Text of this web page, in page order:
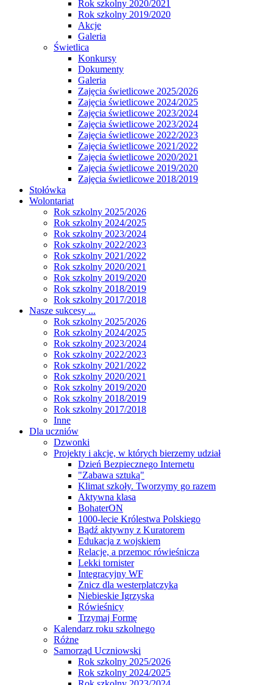
Rok szkolny 2020/2021
Rok szkolny 2019/2020
Akcje
Galeria
Świetlica
Konkursy
Dokumenty
Galeria
Zajęcia świetlicowe 2025/2026
Zajęcia świetlicowe 2024/2025
Zajęcia świetlicowe 2023/2024
Zajęcia świetlicowe 2023/2024
Zajęcia świetlicowe 2022/2023
Zajęcia świetlicowe 2021/2022
Zajęcia świetlicowe 2020/2021
Zajęcia świetlicowe 2019/2020
Zajęcia świetlicowe 2018/2019
Stołówka
Wolontariat
Rok szkolny 2025/2026
Rok szkolny 2024/2025
Rok szkolny 2023/2024
Rok szkolny 2022/2023
Rok szkolny 2021/2022
Rok szkolny 2020/2021
Rok szkolny 2019/2020
Rok szkolny 2018/2019
Rok szkolny 2017/2018
Nasze sukcesy ...
Rok szkolny 2025/2026
Rok szkolny 2024/2025
Rok szkolny 2023/2024
Rok szkolny 2022/2023
Rok szkolny 2021/2022
Rok szkolny 2020/2021
Rok szkolny 2019/2020
Rok szkolny 2018/2019
Rok szkolny 2017/2018
Inne
Dla uczniów
Dzwonki
Projekty i akcje, w których bierzemy udział
Dzień Bezpiecznego Internetu
"Zabawa sztuką"
Klimat szkoły. Tworzymy go razem
Aktywna klasa
BohaterON
1000-lecie Królestwa Polskiego
Bądź aktywny z Kuratorem
Edukacja z wojskiem
Relacje, a przemoc rówieśnicza
Lekki tornister
Integracyjny WF
Znicz dla westerplatczyka
Niebieskie Igrzyska
Rówieśnicy
Trzymaj Formę
Kalendarz roku szkolnego
Różne
Samorząd Uczniowski
Rok szkolny 2025/2026
Rok szkolny 2024/2025